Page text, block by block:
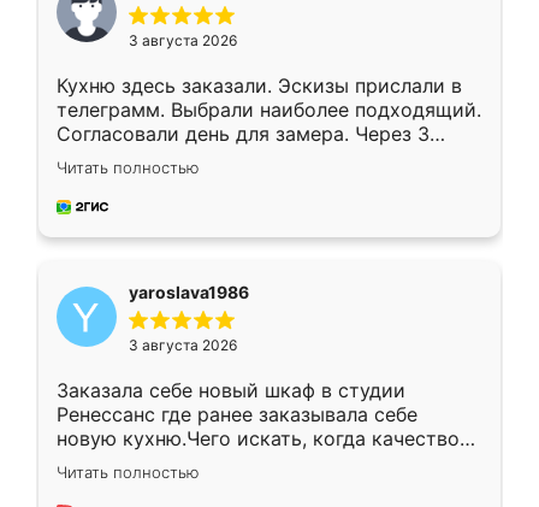
3 августа 2026
Кухню здесь заказали. Эскизы прислали в
телеграмм. Выбрали наиболее подходящий.
Согласовали день для замера. Через 3
недели кухня была уже готова. Остались
довольны работой. Спасибо Ренессанс
мебель за качественную работу!
Читать полностью
yaroslava1986
3 августа 2026
Заказала себе новый шкаф в студии
Ренессанс где ранее заказывала себе
новую кухню.Чего искать, когда качеством
вполне довольна. Служит кухня уже почти
два года, нареканий нет.
Читать полностью